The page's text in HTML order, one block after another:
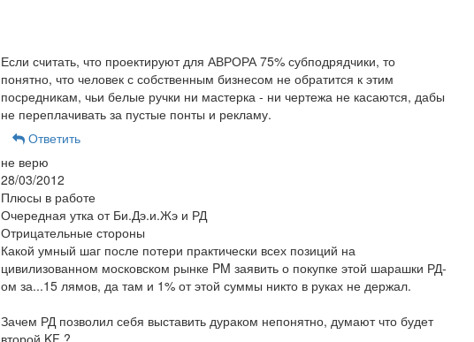
Если считать, что проектируют для АВРОРА 75% субподрядчики, то
понятно, что человек с собственным бизнесом не обратится к этим
посредникам, чьи белые ручки ни мастерка - ни чертежа не касаются, дабы
не переплачивать за пустые понты и рекламу.
Ответить
не верю
28/03/2012
Плюсы в работе
Очередная утка от Би.Дэ.и.Жэ и РД
Отрицательные стороны
Какой умный шаг после потери практически всех позиций на
цивилизованном московском рынке PM заявить о покупке этой шарашки РД-
ом за...15 лямов, да там и 1% от этой суммы никто в руках не держал.
Зачем РД позволил себя выставить дураком непонятно, думают что будет
второй KF ?